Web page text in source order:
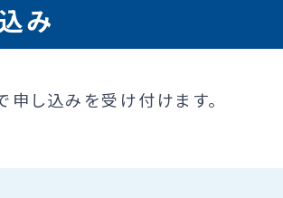
み
し込みを受け付けます。